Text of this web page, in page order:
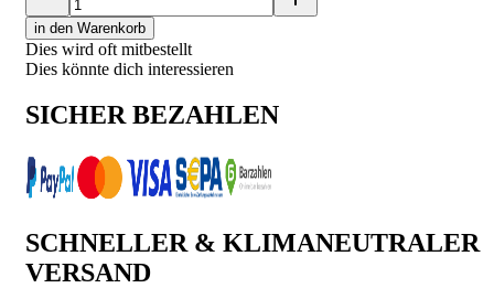
in den Warenkorb
Dies wird oft mitbestellt
Dies könnte dich interessieren
SICHER BEZAHLEN
SCHNELLER & KLIMANEUTRALER
VERSAND